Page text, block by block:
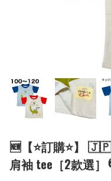
🆕【⭐訂購⭐】
肩袖 tee［2款選］